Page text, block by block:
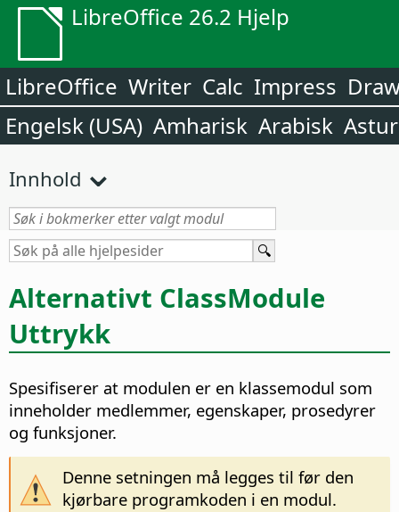
LibreOffice 26.2 Hjelp
LibreOffice Writer Calc Impress
Engelsk (USA) Amharisk Arabisk
Innhold
Alternativt ClassModule
Uttrykk
Spesifiserer at modulen er en klassemodul som
inneholder medlemmer, egenskaper, prosedyrer
og funksjoner.
Denne setningen må legges til før den
kjørbare programkoden i en modul.